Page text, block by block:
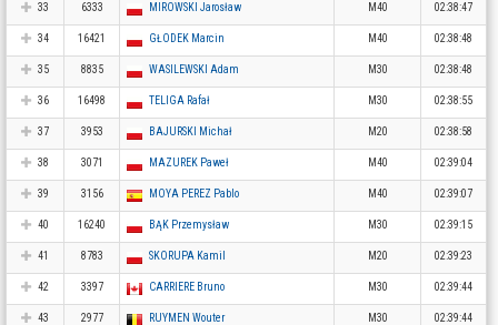
33 6333 MIROWSKI Jarosław M40 02:38:47
34 16421 GŁODEK Marcin M40 02:38:48
35 8835 WASILEWSKI Adam M30 02:38:48
36 16498 TELIGA Rafał M30 02:38:55
37 3953 BAJURSKI Michał M20 02:38:58
38 3071 MAZUREK Paweł M40 02:39:04
39 3156 MOYA PEREZ Pablo M40 02:39:07
40 16240 BĄK Przemysław M30 02:39:15
41 8783 SKORUPA Kamil M20 02:39:23
42 3397 CARRIERE Bruno M30 02:39:44
43 2977 RUYMEN Wouter M30 02:39:44